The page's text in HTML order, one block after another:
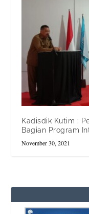
Kadisdik Kutim :
Bagian Program
November 30, 2021